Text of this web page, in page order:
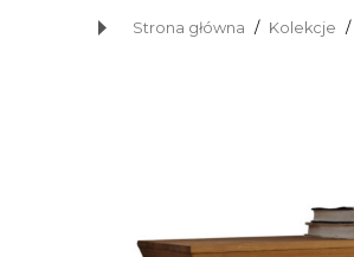
Strona główna / Kolekcje /